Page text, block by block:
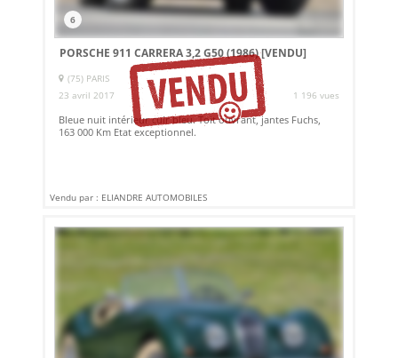
6
PORSCHE 911 CARRERA 3,2 G50 (1986)[VENDU]
(75) PARIS
23 avril 2017
1 196 vues
Bleue nuit intérieur cuir bleu. Toit ouvrant, jantes Fuchs,
163 000 Km Etat exceptionnel.
Vendu par : ELIANDRE AUTOMOBILES